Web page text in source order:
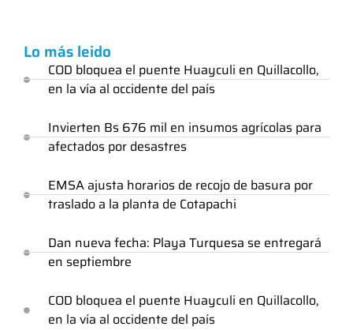
Lo más leido
COD bloquea el puente Huayculi en Quillacollo,
en la vía al occidente del país
Invierten Bs 676 mil en insumos agrícolas para
afectados por desastres
EMSA ajusta horarios de recojo de basura por
traslado a la planta de Cotapachi
Dan nueva fecha: Playa Turquesa se entregará
en septiembre
COD bloquea el puente Huayculi en Quillacollo,
en la vía al occidente del país